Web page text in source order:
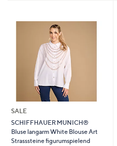
SALE
SCHIFFHAUER MUNICH®
Bluse langarm White Blouse Art
Strasssteine figurumspielend